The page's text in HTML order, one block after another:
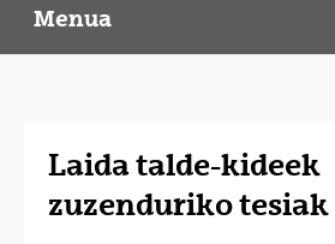
LAIDA ikerketa taldea
Menua
Laida talde-kideek
zuzenduriko tesiak